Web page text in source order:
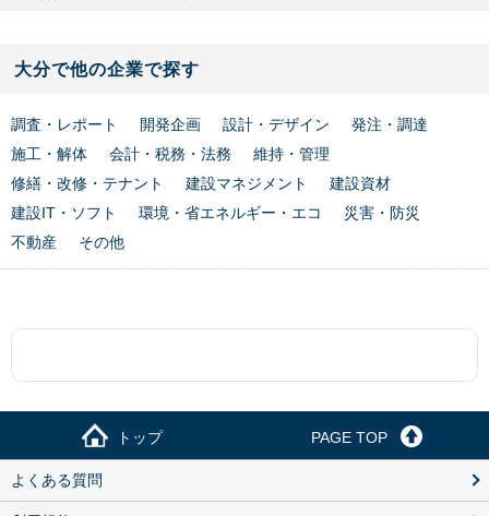
大分で他の企業で探す
調査・レポート 開発企画 設計・デザイン
発注・調達
施工・解体
会計・税務・法務
維持・管理
修繕・改修・テナント
建設マネジメント
建設資材
建設IT・ソフト
環境・省エネルギー・エコ
災害・防災
不動産
その他
トップ PAGE TOP
よくある質問